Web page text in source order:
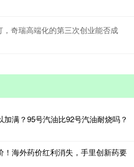
奇瑞高端化的第三次创业能否成
满？95号汽油比92号汽油耐烧吗？
！海外药价红利消失，手里创新药要